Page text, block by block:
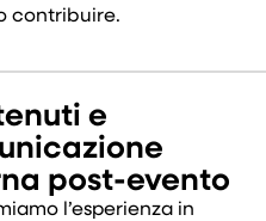
contribuire.
e
post-evento
l’esperienza in